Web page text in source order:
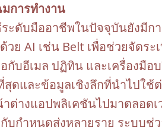
การทำงาน
ดับมืออาชีพในปัจจุบันยังมีกา
วย AI เช่น Belt เพื่อช่วยจัดร
กับอีเมล ปฏิทิน และเครื่องมือ
ดและข้อมูลเชิงลึกที่นำไปใช้
ต่างแอปพลิเคชันไปมาตลอด
บกำหนดส่งหลายราย ระบบช่